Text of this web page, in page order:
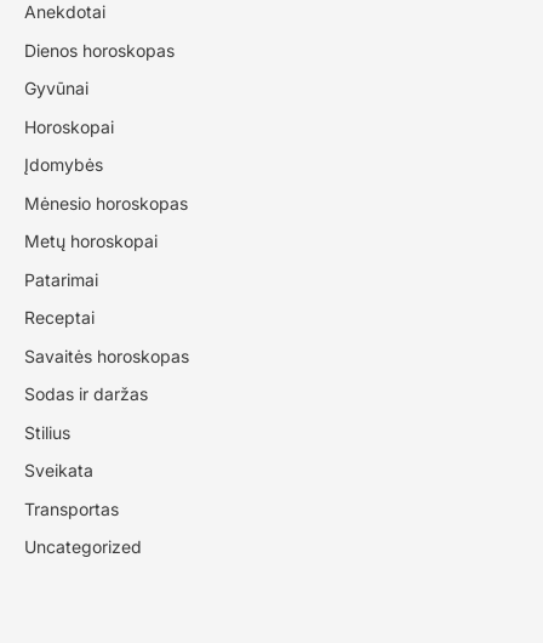
Anekdotai
Dienos horoskopas
Gyvūnai
Horoskopai
Įdomybės
Mėnesio horoskopas
Metų horoskopai
Patarimai
Receptai
Savaitės horoskopas
Sodas ir daržas
Stilius
Sveikata
Transportas
Uncategorized